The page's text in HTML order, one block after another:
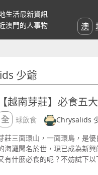
生活最新資訊
澳門的人事物
少爺
【越南芽莊】必食五
全球飲食
Chrysalids
莊三面環山，一面環島，是
海灘聞名於世，現已成為新
有什麼必食的呢？不妨試下